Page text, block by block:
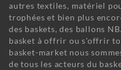
autres textiles, matériel
trophées et bien plus
des baskets, des ballons
basket à offrir ou s'offrir
basket-market nous
de tous les acteurs du